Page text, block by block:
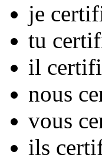
je
tu
il certifi
nous
vous
ils